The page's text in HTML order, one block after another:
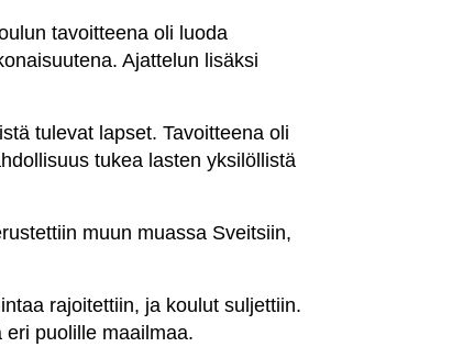
tavoitteena oli luoda
Ajattelun lisäksi
tulevat lapset. Tavoitteena oli
tukea lasten yksilöllistä
muun muassa Sveitsiin,
rajoitettiin, ja koulut suljettiin.
puolille maailmaa.